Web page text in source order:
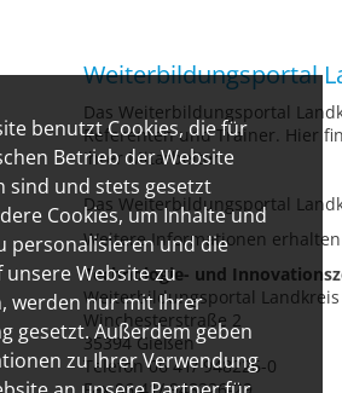
benutzt Cookies, die für
Betrieb der Website
sind und stets gesetzt
Cookies, um Inhalte und
personalisieren und die
Website zu
werden nur mit Ihrer
gesetzt. Außerdem geben
zu Ihrer Verwendung
Weiterbildungsportal
Das Weiterbildungsportal
Referenten und Trainer. Hier
Ihrer Mitarbeiter.
Das Weiterbildungsportal
Weitere Informationen
Technologie- und
Weiterbildungsportal Landkreis
Winchesterstraße 2
35394 Gießen
Telefon 06 41/ 948226-0